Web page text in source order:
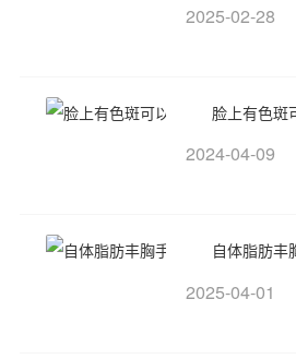
2025-02-28
脸上有色斑
2024-04-09
自体脂肪丰
2025-04-01